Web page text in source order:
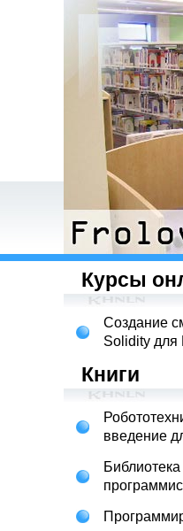
Курсы
Создание
Solidity для
Книги
введение